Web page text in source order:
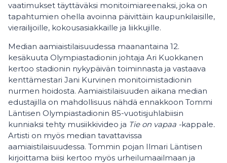
vaatimukset täyttäväksi monitoimiareenaksi, joka on
tapahtumien ohella avoinna päivittäin kaupunkilaisille,
vierailijoille, kokousasiakkaille ja liikkujille.
Median aamiaistilaisuudessa maanantaina 12.
kesäkuuta Olympiastadionin johtaja Ari Kuokkanen
kertoo stadionin nykypäivän toiminnasta ja vastaava
kenttämestari Jani Kurvinen monitoimistadionin
nurmen hoidosta. Aamiaistilaisuuden aikana median
edustajilla on mahdollisuus nähdä ennakkoon Tommi
Läntisen Olympiastadionin 85-vuotisjuhlabiisin
kunniaksi tehty musiikkivideo ja Tie on vapaa -kappale.
Artisti on myös median tavattavissa
aamiaistilaisuudessa. Tommin pojan Ilmari Läntisen
kirjoittama biisi kertoo myös urheilumaailmaan ja